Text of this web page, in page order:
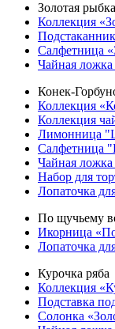
Золотая рыбка
Коллекция
Салфетница
Чайная ложка
Конек-
Коллекция
Коллекция
Лимонница
Салфетница
Чайная
Набор для
Лопаточка
По щучьему
Икорница
Лопаточка
Курочка ряба
Коллекция
Подставка
Солонка